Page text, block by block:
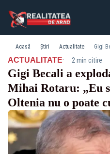
Acasă Știri Actualitate
ACTUALITATE· 2 min citire
Gigi Becali a
Mihai Rotaru: „Eu
Oltenia nu o poate